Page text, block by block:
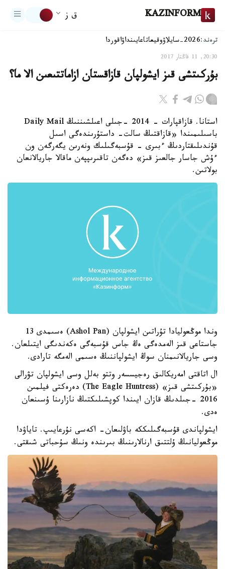
KAZINFORM ق ز
ترەند:2026-سايلاۋ وقيعاتاعايىنداۋاقوردا
20:30, 11 قاڭتار 2017
بۇركىتشى قىز ايشولپان قازاقستان ازاماتتىعىن الا ما؟
استانا. قازاقپارات - 2014 -جىلى اعىلشىننىڭ Daily Mail
باسىلىمىندا «قازاقتىڭ سالت- داستۇرىندەگى اسىل
قۇندىلىقتاردىڭ ءبىرى - قۇسبەگىلىك ونەرىن يگەرگەن ون
ءۇش جاسار جالعىز قىز» دەگەن تاقىرىپپەن ماقالا جاريالانعان
بولاتىن.
وندا موڭعوليادا تۇراتىن ايشولپان (Ashol Pan) ەسىمدى 13
جاستاعى قىز الەمدەگى ەڭ جاس قۇسبەگى ەكەندىگى ايتىلعان.
وسى جاريالانىمنان سوڭ ايشولپاننىڭ ەسىمى الەمگە تارادى.
ال اتاقتى امەريكالىق رەجيسسەر وتتو بەلل وسى ايشولپان تۋرالى
«بۇركىتشى قىز» (The Eagle Huntress) دەرەكتى فيلمىن
2016 -جىلدىڭ قازان ايىندا كوپشىلىكتىڭ نازارىنا ۇسىنعان
ەدى.
ايشولپاندى قۇسبەگىلىككە باۋلىعان- اكەسى نۇرعايىپ. تاياۋدا
موڭعوليانىڭ ۇلتتىق ارنالارىنىڭ بىرىندە ونىڭ سۇحباتى شىقتى.